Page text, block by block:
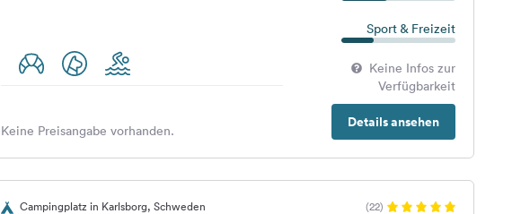
Sport & Freizeit
Keine Infos zur
Verfügbarkeit
Details ansehen
Keine Preisangabe vorhanden.
Campingplatz in Karlsborg, Schweden (22)